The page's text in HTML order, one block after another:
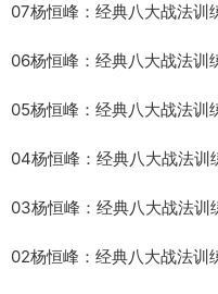
07杨恒峰：经典八大战法
06杨恒峰：经典八大战法
05杨恒峰：经典八大战法
04杨恒峰：经典八大战法训
03杨恒峰：经典八大战法
02杨恒峰：经典八大战法